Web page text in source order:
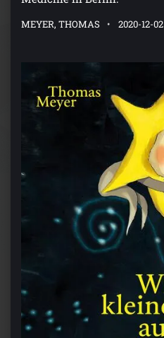
MEYER, THOMAS 2020-12-02